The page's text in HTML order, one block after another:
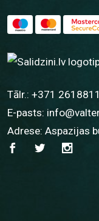
Tālr.: +371
E-pasts:
Adrese: Aspazijas